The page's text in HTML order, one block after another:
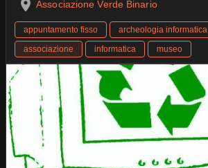
Associazione Verde Binario
appuntamento fisso archeologia informatica
associazione
informatica museo